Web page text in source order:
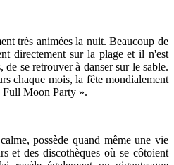
très animées la nuit. Beaucoup de
directement sur la plage et il n'est
de se retrouver à danser sur le sable.
chaque mois, la fête mondialement
Full Moon Party ».
possède quand même une vie
et des discothèques où se côtoient